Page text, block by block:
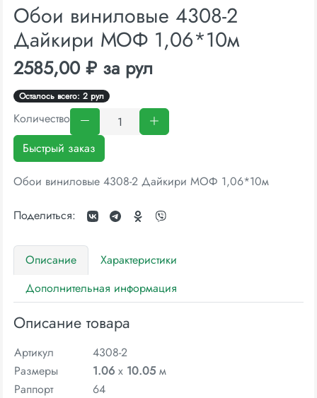
Обои виниловые 4308-2
Дайкири МОФ 1,06*10м
2585,00 ₽ за рул
Осталось всего: 2 рул
Количество
Быстрый заказ
Обои виниловые 4308-2 Дайкири МОФ 1,06*10м
Поделиться:
Описание
Характеристики
Дополнительная информация
Описание товара
Артикул
4308-2
Размеры
1.06 x 10.05 м
Раппорт
64